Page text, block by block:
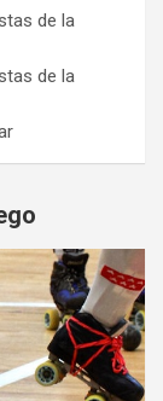
de la
de la